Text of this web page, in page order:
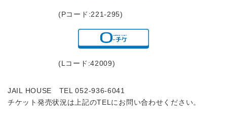
(Pコード:221-295)
(Lコード:42009)
JAIL HOUSE TEL 052-936-6041
チケット発売状況は上記のTELにお問い合わせください。